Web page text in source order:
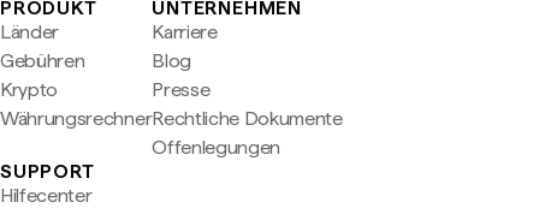
PRODUKT
Länder
Gebühren
Krypto
Währungsrechner
UNTERNEHMEN
Karriere
Blog
Presse
Rechtliche Dokumente
Offenlegungen
SUPPORT
Hilfecenter